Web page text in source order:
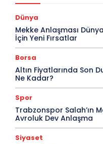
Dünya
Mekke Anlaşması
İçin Yeni Fırsatlar
Borsa
Altın Fiyatlarında Son
Ne Kadar?
Spor
Trabzonspor Salah’ın
Avroluk Dev Anlaşma
Siyaset